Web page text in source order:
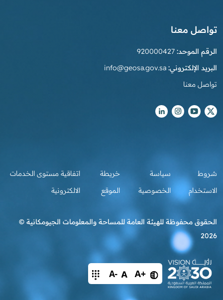
تواصل معنا
الرقم الموحد: 920000427
البريد الإلكتروني: info@geosa.gov.sa
تواصل معنا
شروط
الاستخدام
سياسة
الخصوصية
خريطة
الموقع
اتفاقية مستوى الخدمات
الالكترونية
الحقوق محفوظة للهيئة العامة للمساحة والمعلومات الجيومكانية ©
2026